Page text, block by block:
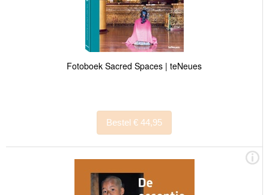
Fotoboek Sacred Spaces | teNeues
Bestel € 44,95